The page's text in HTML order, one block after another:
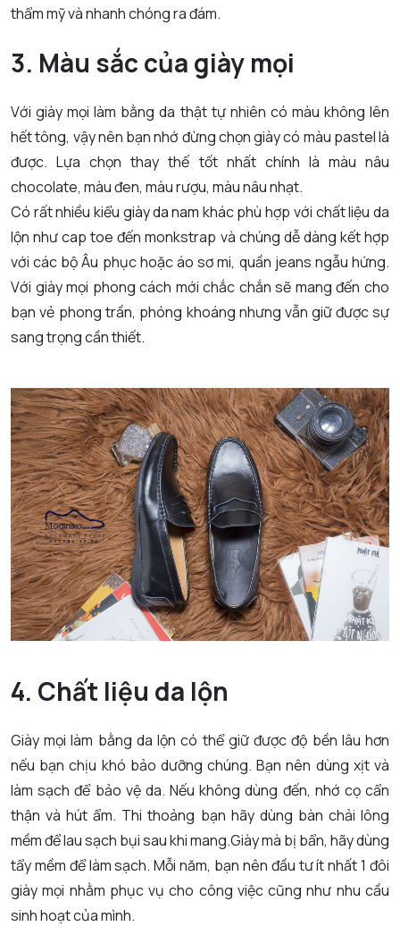
thẩm mỹ và nhanh chóng ra đám.
3. Màu sắc của giày mọi
Với giày mọi làm bằng da thật tự nhiên có màu không lên
hết tông, vậy nên bạn nhớ đừng chọn giày có màu pastel là
được. Lựa chọn thay thế tốt nhất chính là màu nâu
chocolate, màu đen, màu rượu, màu nâu nhạt.
Có rất nhiều kiểu giày da nam khác phù hợp với chất liệu da
lộn như cap toe đến monkstrap và chúng dễ dàng kết hợp
với các bộ Âu phục hoặc áo sơ mi, quần jeans ngẫu hứng.
Với giày mọi phong cách mới chắc chắn sẽ mang đến cho
bạn vẻ phong trần, phóng khoáng nhưng vẫn giữ được sự
sang trọng cần thiết.
4. Chất liệu da lộn
Giày mọi làm bằng da lộn có thể giữ được độ bền lâu hơn
nếu bạn chịu khó bảo dưỡng chúng. Bạn nên dùng xịt và
làm sạch để bảo vệ da. Nếu không dùng đến, nhớ cọ cẩn
thận và hút ẩm. Thi thoảng bạn hãy dùng bàn chải lông
mềm để lau sạch bụi sau khi mang.Giày mà bị bẩn, hãy dùng
tẩy mềm để làm sạch. Mỗi năm, bạn nên đầu tư ít nhất 1 đôi
giày mọi nhằm phục vụ cho công việc cũng như nhu cầu
sinh hoạt của mình.